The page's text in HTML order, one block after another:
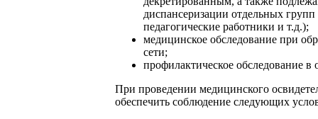
диспансеризации отдельных
педагогические работники и т.д.);
медицинское обследование при
сети;
профилактическое обследование в
При проведении медицинского
обеспечить соблюдение следующих